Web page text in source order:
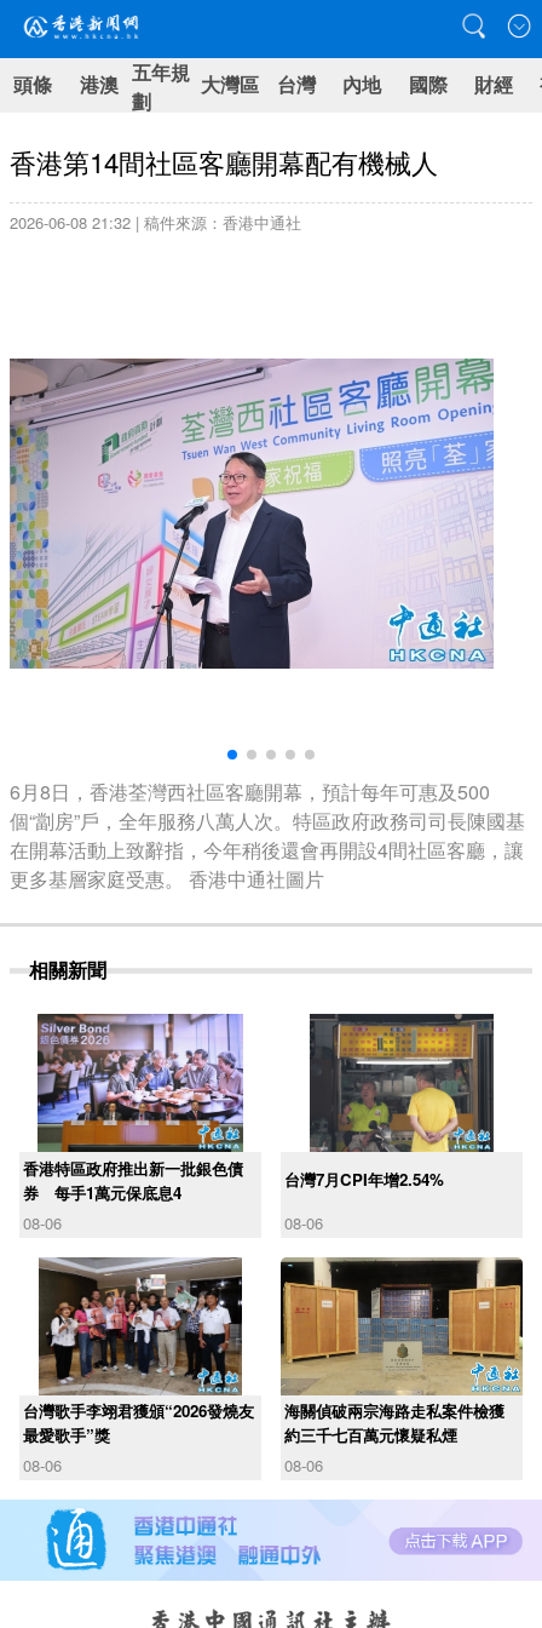
頭條 港澳 五年規
劃
大灣區 台灣 內地 國際 財經
香港第14間社區客廳開幕配有機械人
2026-06-08 21:32 | 稿件來源：香港中通社
6月8日，香港荃灣西社區客廳開幕，預計每年可惠及500
個“劏房”戶，全年服務八萬人次。特區政府政務司司長陳國基
在開幕活動上致辭指，今年稍後還會再開設4間社區客廳，讓
更多基層家庭受惠。 香港中通社圖片
相關新聞
香港特區政府推出新一批銀色債
券 每手1萬元保底息4
08-06
台灣7月CPI年增2.54%
08-06
台灣歌手李翊君獲頒“2026發燒友
最愛歌手”獎
08-06
海關偵破兩宗海路走私案件檢獲
約三千七百萬元懷疑私煙
08-06